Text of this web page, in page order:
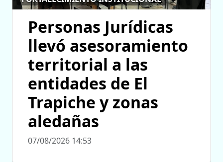
Personas Jurídicas
llevó asesoramiento
territorial a las
entidades de El
Trapiche y zonas
aledañas
07/08/2026 14:53